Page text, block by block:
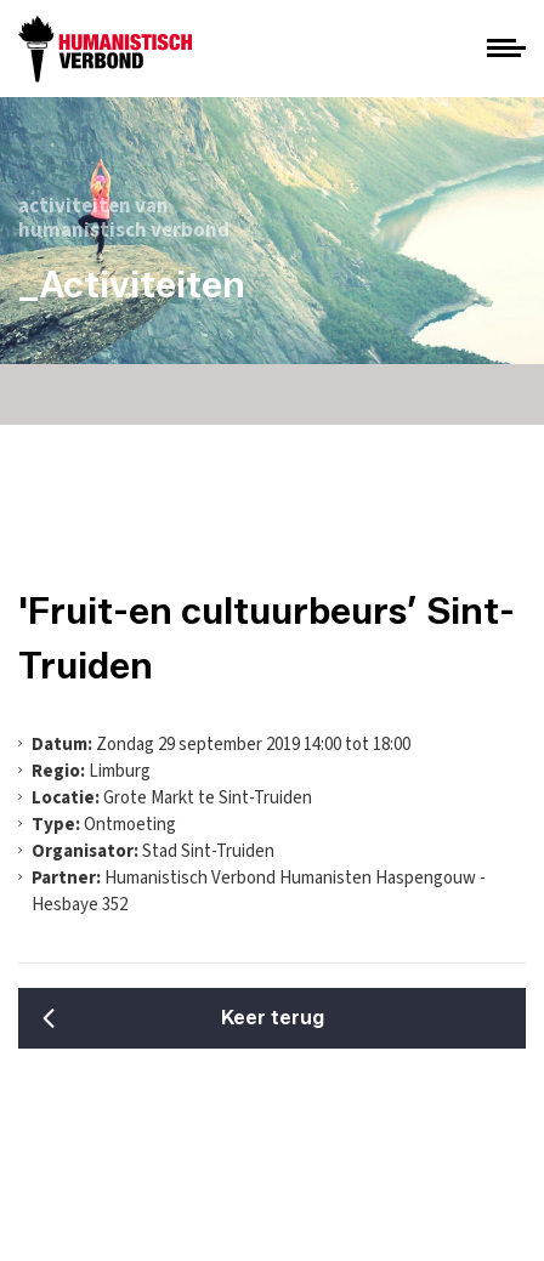
activiteiten van
humanistisch verbond
_Activiteiten
'Fruit-en cultuurbeurs’ Sint-
Truiden
Datum:Zondag 29 september 2019 14:00 tot 18:00
Regio:Limburg
Locatie:Grote Markt te Sint-Truiden
Type:Ontmoeting
Organisator:Stad Sint-Truiden
Partner:Humanistisch Verbond Humanisten Haspengouw -
Hesbaye 352
Keer terug